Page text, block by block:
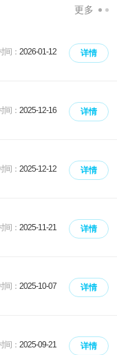
更多
间： 2026-01-12 详情
间： 2025-12-16 详情
间： 2025-12-12 详情
间： 2025-11-21 详情
间： 2025-10-07 详情
间： 2025-09-21 详情